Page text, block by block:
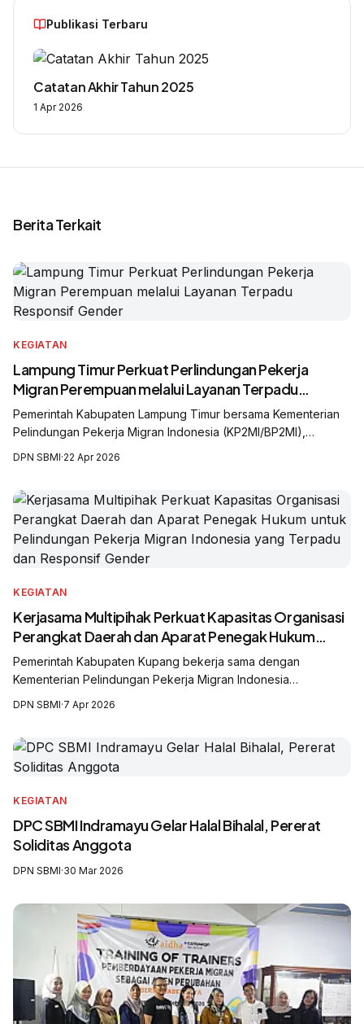
Publikasi Terbaru
Catatan Akhir Tahun 2025
1 Apr 2026
Berita Terkait
KEGIATAN
Lampung Timur Perkuat Perlindungan Pekerja
Migran Perempuan melalui Layanan Terpadu
Responsif Gender
Pemerintah Kabupaten Lampung Timur bersama Kementerian
Pelindungan Pekerja Migran Indonesia (KP2MI/BP2MI),
on Drugs and Crime (UNODC), Serikat Buruh Migran Indonesia
DPN SBMI·22 Apr 2026
KEGIATAN
Kerjasama Multipihak Perkuat Kapasitas Organisasi
Perangkat Daerah dan Aparat Penegak Hukum
untuk Pelindungan Pekerja Migran Indonesia yang
Terpadu dan Responsif Gender
Pemerintah Kabupaten Kupang bekerja sama dengan
Kementerian Pelindungan Pekerja Migran Indonesia
International Labour Organization (ILO), United Nations Office
Flobamoratas menggelar Lokakarya Pelatihan (Lokalatih)
Pengelolaan Kasus Responsif Gender dan Perlindungan
menjadi korban tindak pidana perdagangan orang (TPPO) dan
kerja pak
DPN SBMI·7 Apr 2026
KEGIATAN
DPC SBMI Indramayu Gelar Halal Bihalal, Pererat
Soliditas Anggota
DPN SBMI·30 Mar 2026